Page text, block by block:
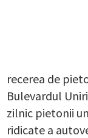
recerea de
Bulevardul
zilnic pietonii
ridicate a